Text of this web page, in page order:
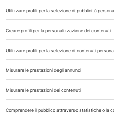
veterinario,